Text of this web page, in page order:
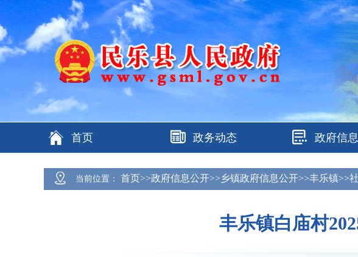
首页 政务动态 政府信
当前位置： 首页>>政府信息公开>>乡镇政府信息公开>>丰乐镇>>
丰乐镇白庙村